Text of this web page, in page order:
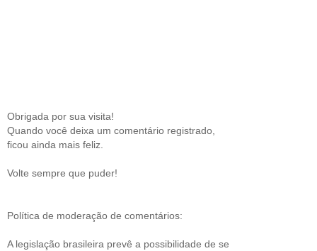
Obrigada por sua visita!
Quando você deixa um comentário registrado,
ficou ainda mais feliz.
Volte sempre que puder!
Política de moderação de comentários:
A legislação brasileira prevê a possibilidade de se